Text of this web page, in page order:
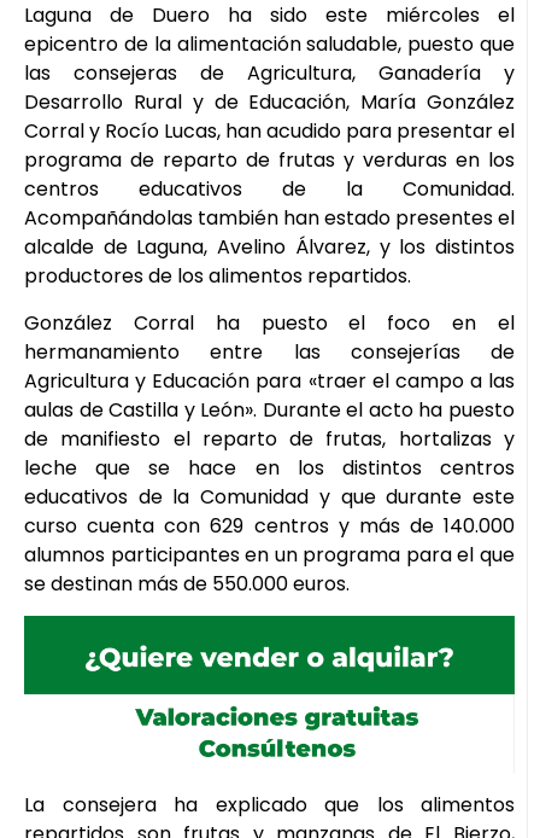
Laguna de Duero ha sido este miércoles el
epicentro de la alimentación saludable, puesto que
las consejeras de Agricultura, Ganadería y
Desarrollo Rural y de Educación, María González
Corral y Rocío Lucas, han acudido para presentar el
programa de reparto de frutas y verduras en los
centros educativos de la Comunidad.
Acompañándolas también han estado presentes el
alcalde de Laguna, Avelino Álvarez, y los distintos
productores de los alimentos repartidos.
González Corral ha puesto el foco en el
hermanamiento entre las consejerías de
Agricultura y Educación para «traer el campo a las
aulas de Castilla y León». Durante el acto ha puesto
de manifiesto el reparto de frutas, hortalizas y
leche que se hace en los distintos centros
educativos de la Comunidad y que durante este
curso cuenta con 629 centros y más de 140.000
alumnos participantes en un programa para el que
se destinan más de 550.000 euros.
La consejera ha explicado que los alimentos